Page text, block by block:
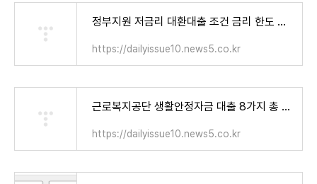
정부지원 저금리 대환대출 조건 금리 한도 신청방법
https://dailyissue10.news5.co.kr
근로복지공단 생활안정자금 대출 8가지 총 정리
https://dailyissue10.news5.co.kr